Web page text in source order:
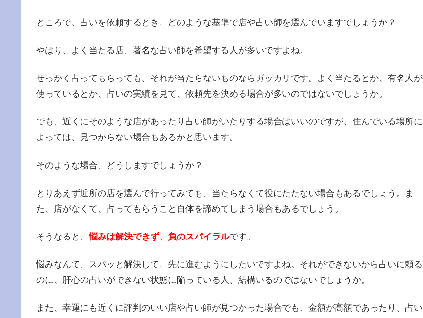
ところで、占いを依頼するとき、どのような基準で店や占い師を選んでいますでしょうか？
やはり、よく当たる店、著名な占い師を希望する人が多いですよね。
せっかく占ってもらっても、それが当たらないものならガッカリです。よく当たるとか、有名人が
使っているとか、占いの実績を見て、依頼先を決める場合が多いのではないでしょうか。
でも、近くにそのような店があったり占い師がいたりする場合はいいのですが、住んでいる場所に
よっては、見つからない場合もあるかと思います。
そのような場合、どうしますでしょうか？
とりあえず近所の店を選んで行ってみても、当たらなくて役にたたない場合もあるでしょう。ま
た、店がなくて、占ってもらうこと自体を諦めてしまう場合もあるでしょう。
そうなると、悩みは解決できず、負のスパイラルです。
悩みなんて、スパッと解決して、先に進むようにしたいですよね。それができないから占いに頼る
のに、肝心の占いができない状態に陥っている人、結構いるのではないでしょうか。
また、幸運にも近くに評判のいい店や占い師が見つかった場合でも、金額が高額であったり、占い